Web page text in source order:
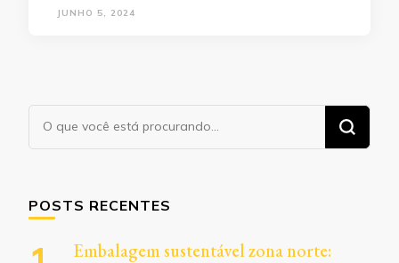
JUNHO 5, 2024
Procurando
algo?
POSTS RECENTES
Embalagem sustentável zona norte: